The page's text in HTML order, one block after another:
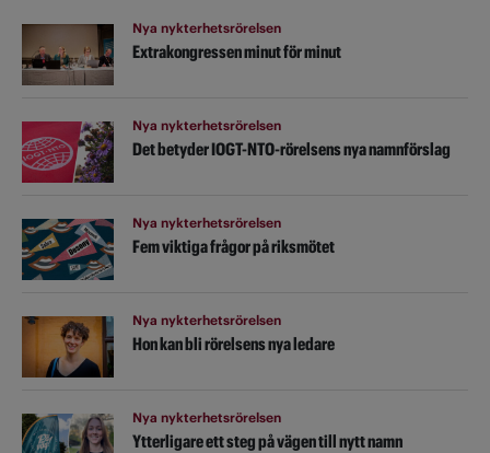
Nya nykterhetsrörelsen
Extrakongressen minut för minut
Nya nykterhetsrörelsen
Det betyder IOGT-NTO-rörelsens nya namnförslag
Nya nykterhetsrörelsen
Fem viktiga frågor på riksmötet
Nya nykterhetsrörelsen
Hon kan bli rörelsens nya ledare
Nya nykterhetsrörelsen
Ytterligare ett steg på vägen till nytt namn